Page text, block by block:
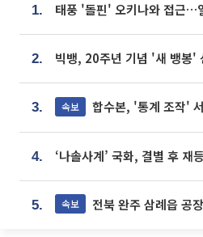
1.
2.
3. 속보 합수본, '통계 조작' 서울·경기·
4.
5. 속보 전북 완주 삼례읍 공